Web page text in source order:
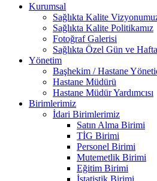
Kurumsal
Sağlıkta Kalite
Sağlıkta Kalite Politikamız
Fotoğraf Galerisi
Sağlıkta Özel Gün ve
Yönetim
Başhekim / Hastane
Hastane Müdürü
Hastane Müdür Yardımcısı
Birimlerimiz
İdari Birimlerimiz
Satın Alma Birimi
TİG Birimi
Personel Birimi
Mutemetlik Birimi
Eğitim Birimi
İstatistik Birimi